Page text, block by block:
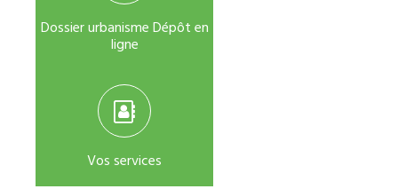
Dossier urbanisme Dépôt en
ligne
Vos services